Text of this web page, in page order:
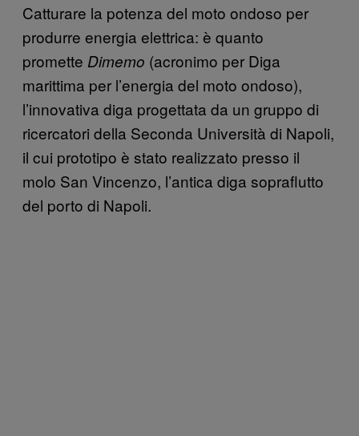
Catturare la potenza del moto ondoso per
produrre energia elettrica: è quanto
promette Dimemo (acronimo per Diga
marittima per l’energia del moto ondoso),
l’innovativa diga progettata da un gruppo di
ricercatori della Seconda Università di Napoli,
il cui prototipo è stato realizzato presso il
molo San Vincenzo, l’antica diga sopraflutto
del porto di Napoli.